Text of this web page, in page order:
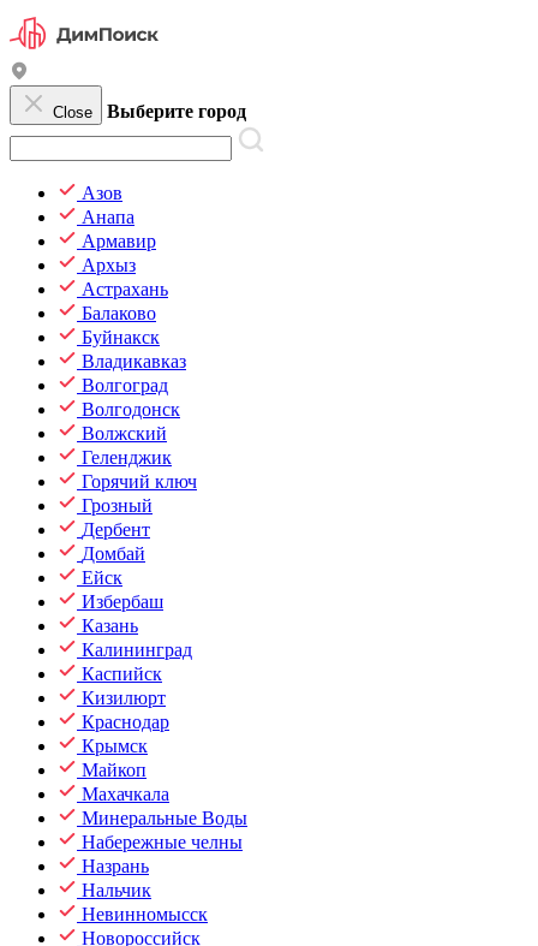
Close Выберите город
Азов
Анапа
Армавир
Архыз
Астрахань
Балаково
Буйнакск
Владикавказ
Волгоград
Волгодонск
Волжский
Геленджик
Горячий ключ
Грозный
Дербент
Домбай
Ейск
Избербаш
Казань
Калининград
Каспийск
Кизилюрт
Краснодар
Крымск
Майкоп
Махачкала
Минеральные Воды
Набережные челны
Назрань
Нальчик
Невинномысск
Новороссийск